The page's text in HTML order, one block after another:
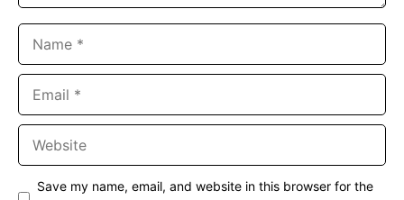
Save my name, email, and website in this browser for the